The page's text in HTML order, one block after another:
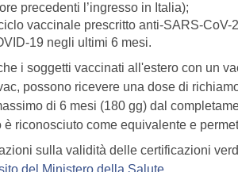
precedenti l’ingresso in Italia);
vaccinale prescritto anti-SARS-
19 negli ultimi 6 mesi.
i soggetti vaccinati all'estero con un
possono ricevere una dose di
di 6 mesi (180 gg) dal
riconosciuto come equivalente e
sulla validità delle certificazioni
del Ministero della Salute